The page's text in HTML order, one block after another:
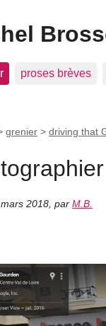
proses brèves
grenier > driving that
2018 par M.B.